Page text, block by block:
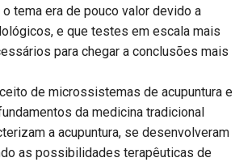
tema era de pouco valor devido a
e que testes em escala mais
para chegar a conclusões mais
de microssistemas de acupuntura e
da medicina tradicional
a acupuntura, se desenvolveram
as possibilidades terapêuticas de